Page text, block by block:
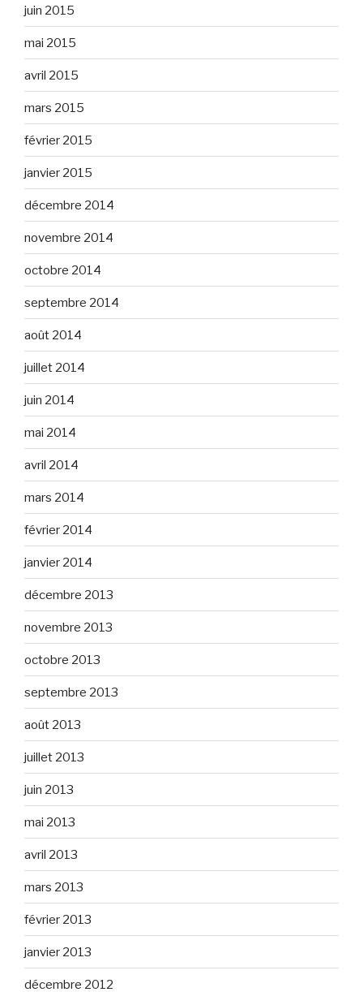
juin 2015
mai 2015
avril 2015
mars 2015
février 2015
janvier 2015
décembre 2014
novembre 2014
octobre 2014
septembre 2014
août 2014
juillet 2014
juin 2014
mai 2014
avril 2014
mars 2014
février 2014
janvier 2014
décembre 2013
novembre 2013
octobre 2013
septembre 2013
août 2013
juillet 2013
juin 2013
mai 2013
avril 2013
mars 2013
février 2013
janvier 2013
décembre 2012